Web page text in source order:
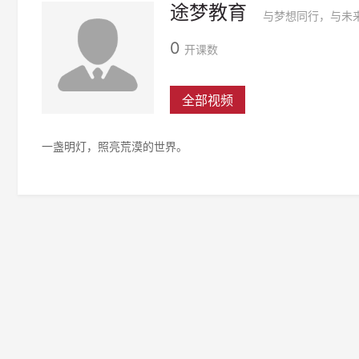
途梦教育 与梦想同行，与未
0 开课数
全部视频
一盏明灯，照亮荒漠的世界。